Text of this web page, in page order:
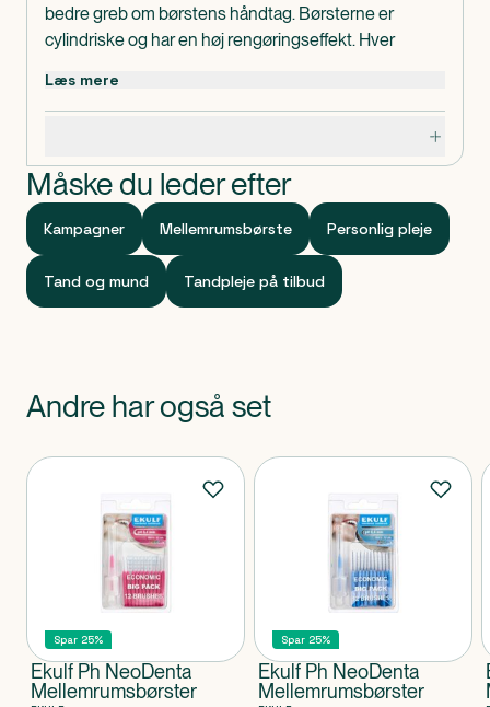
bedre greb om børstens håndtag. Børsterne er
cylindriske og har en høj rengøringseffekt. Hver
plasthylster til at beskytte børsten. Hylsteret kan også
bruges som en forlængelse af selve håndtaget.
Bruges efter behov.
Læs mere
Måske du leder efter
Kampagner Mellemrumsbørste Personlig pleje
Tand og mund Tandpleje på tilbud
Andre har også set
Produkter
Spar 25%
Ekulf Ph NeoDenta
Mellemrumsbørster
Spar 25%
Ekulf Ph NeoDenta
Mellemrumsbørster